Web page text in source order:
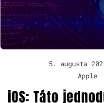
5. augusta
Apple
iOS: Táto